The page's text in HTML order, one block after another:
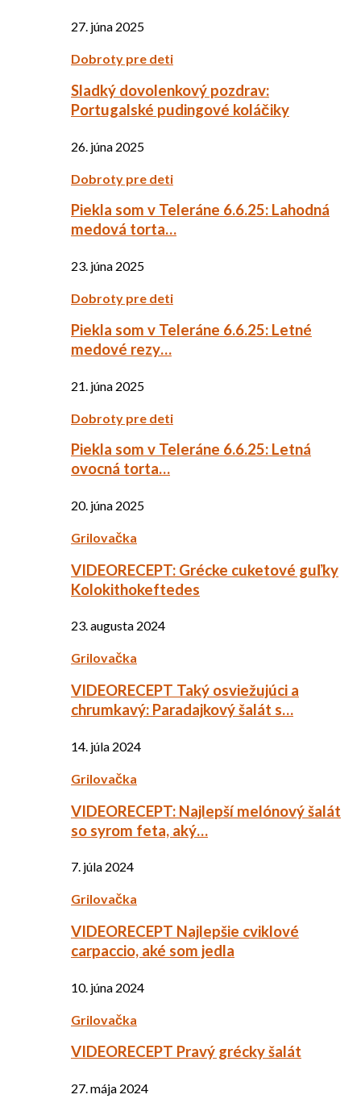
27. júna 2025
Dobroty pre deti
Sladký dovolenkový pozdrav:
Portugalské pudingové koláčiky
26. júna 2025
Dobroty pre deti
Piekla som v Teleráne 6.6.25: Lahodná
medová torta…
23. júna 2025
Dobroty pre deti
Piekla som v Teleráne 6.6.25: Letné
medové rezy…
21. júna 2025
Dobroty pre deti
Piekla som v Teleráne 6.6.25: Letná
ovocná torta…
20. júna 2025
Grilovačka
VIDEORECEPT: Grécke cuketové guľky
Kolokithokeftedes
23. augusta 2024
Grilovačka
VIDEORECEPT Taký osviežujúci a
chrumkavý: Paradajkový šalát s…
14. júla 2024
Grilovačka
VIDEORECEPT: Najlepší melónový šalát
so syrom feta, aký…
7. júla 2024
Grilovačka
VIDEORECEPT Najlepšie cviklové
carpaccio, aké som jedla
10. júna 2024
Grilovačka
VIDEORECEPT Pravý grécky šalát
27. mája 2024